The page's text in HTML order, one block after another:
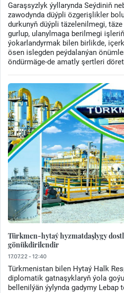
Garaşsyzlyk ýyllarynda Seýdiniň
zawodynda düýpli özgerişlikler
durkunyň düýpli täzelenilmegi,
gurlup, ulanylmaga berilmegi
ýokarlandyrmak bilen birlikde,
ösen islegden peýdalanýan
öndürmäge-de amatly şertleri
Türkmen-hytaý hyzmatdaşlygy
gönükdirilendir
17.07.22 - 12:40
Türkmenistan bilen Hytaý Halk
diplomatik gatnaşyklaryň ýola
bellenilýän ýylynda gadymy Lebap